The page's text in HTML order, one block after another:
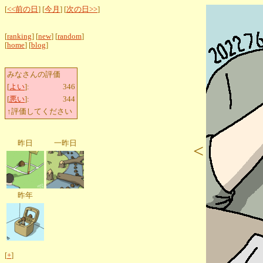
[<<前の日 ] [今月 ] [次の日>>]
[ranking] [new] [random]
[home] [blog]
みなさんの評価
[よい]:
346
[悪い]:
344
↑評価してください
昨日 一昨日
昨年
[+]
<